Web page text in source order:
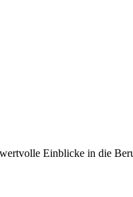
Einblicke in die